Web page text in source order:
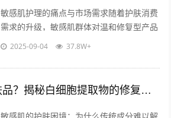
敏感肌护理的痛点与市场需求随着护肤消费
需求的升级，敏感肌群体对温和修复型产品
的需求日益增长，据行业数据显示，全球敏
2025-09-04 37.8W+
敏感肌用什么护肤品？揭秘白细胞提取物的修复力量与科学选择指南